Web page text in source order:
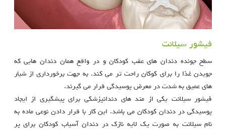
فیشور سیلانت
سطح جونده دندان های عقب کودکان و در واقع همان دندان هایی که
جویدن غذا را برای کوکان راحت تر می کند. به جهت برخورداری از شیار
های عمیق به شدت در معرض پوسیدگی قرار می گیرند.
فیشور سیلانت یکی از متد های دندانپزشکی برای پیشگیری از ایجاد
پوسیدگی در دندان کودکان می باشد. این کار با قرار دادن نوعی ماده به
نام سیلانت به صورت یک لایه نازک در دندان آسیاب کودکان برای پر